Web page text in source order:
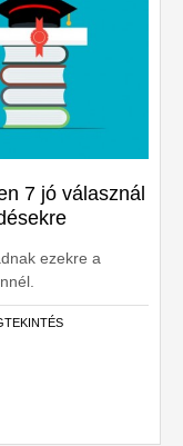
7 jó válasznál
ezekre a